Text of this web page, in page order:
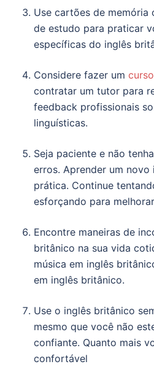
Use cartões de memória
de estudo para praticar
específicas do inglês
Considere fazer um
contratar um tutor para
feedback profissionais
linguísticas.
Seja paciente e não
erros. Aprender um
prática. Continue
esforçando para
Encontre maneiras de
britânico na sua vida
música em inglês
em inglês britânico.
Use o inglês britânico
mesmo que você não
confiante. Quanto mais
confortável